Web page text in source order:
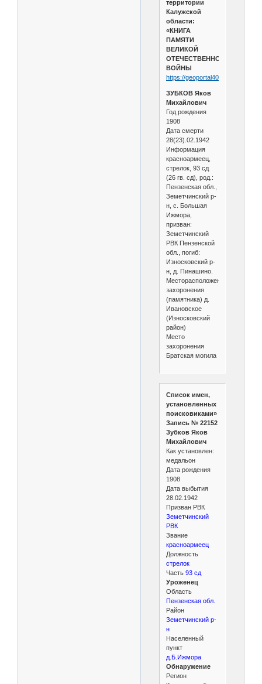
территории
Калужской
области:
«КНИГА
ПАМЯТИ
ВЕЛИКОЙ
ОТЕЧЕСТВЕННОЙ
ВОЙНЫ
https://geoportal40.ru/memorial/
ЗУБКОВ Яков
Михайлович
Год рождения
1908
Дата смерти
28(23).02.1942
Информация
красноармеец,
стрелок, 93 сд
(26 гв. сд), род.:
Пензенская обл.,
Земетчинский р-
н, с. Большая
Ижмора,
призван:
Земетчинский
РВК Пензенской
обл., погиб:
Износковский р-
н, д. Пинашино.
Месторасположение
захоронения
(памятника) д.
Ивановское
(Износковский
район)
Место
захоронения
Братская могила
Список имен,
установленных
поисковиками»
Запись № 22152
Зубков Яков
Михайлович
Как установлен:
медальон
Дата рождения
1908
Дата выбытия
28.02.1942
Призван РВК
Земетчинский
РВК
Звание
красноармеец
Должность
стрелок
Часть 93 сд
Уроженец
Область
Пензенская обл.
Район
Земетчинский р-
н
Населенный
пункт
д.Б.Ижмора
Обнаружение
Регион